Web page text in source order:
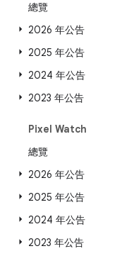
總覽
2026 年公告
2025 年公告
2024 年公告
2023 年公告
Pixel Watch
總覽
2026 年公告
2025 年公告
2024 年公告
2023 年公告